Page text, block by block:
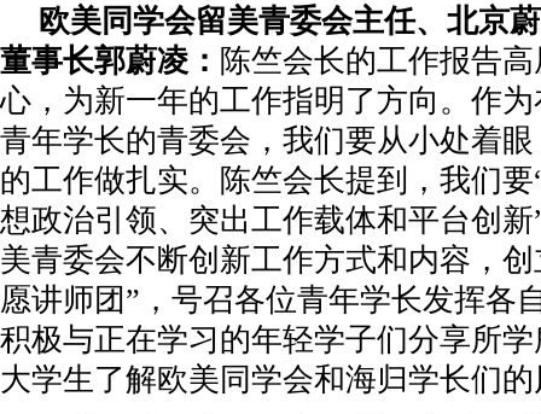
欧美同学会留美青委会主任、北京
董事长郭蔚凌： 陈竺会长的工作报告
心，为新一年的工作指明了方向。作
青年学长的青委会，我们要从小处着
的工作做扎实。陈竺会长提到，我们
想政治引领、突出工作载体和平台创
美青委会不断创新工作方式和内容，
愿讲师团”，号召各位青年学长发挥各
积极与正在学习的年轻学子们分享所
大学生了解欧美同学会和海归学长们